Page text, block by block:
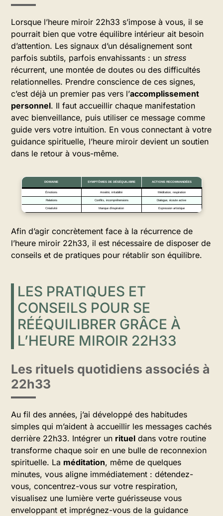
Lorsque l’heure miroir 22h33 s’impose à vous, il se
pourrait bien que votre équilibre intérieur ait besoin
d’attention. Les signaux d’un désalignement sont
parfois subtils, parfois envahissants : un stress
récurrent, une montée de doutes ou des difficultés
relationnelles. Prendre conscience de ces signes,
c’est déjà un premier pas vers l’accomplissement
personnel. Il faut accueillir chaque manifestation
avec bienveillance, puis utiliser ce message comme
guide vers votre intuition. En vous connectant à votre
guidance spirituelle, l’heure miroir devient un soutien
dans le retour à vous-même.
DOMAINE SYMPTÔMES DE DÉSÉQUILIBRE ACTIONS RECOMMANDÉES
Émotions Anxiété, irritabilité Méditation, respiration
Relations Conflits, incompréhensions Dialogue, écoute active
Créativité Manque d’inspiration Expression artistique
Afin d’agir concrètement face à la récurrence de
l’heure miroir 22h33, il est nécessaire de disposer de
conseils et de pratiques pour rétablir son équilibre.
LES PRATIQUES ET
CONSEILS POUR SE
RÉÉQUILIBRER GRÂCE À
L’HEURE MIROIR 22H33
Les rituels quotidiens associés à
22h33
Au fil des années, j’ai développé des habitudes
simples qui m’aident à accueillir les messages cachés
derrière 22h33. Intégrer un rituel dans votre routine
transforme chaque soir en une bulle de reconnexion
spirituelle. La méditation, même de quelques
minutes, vous aligne immédiatement : détendez-
vous, concentrez-vous sur votre respiration,
visualisez une lumière verte guérisseuse vous
enveloppant et imprégnez-vous de la guidance